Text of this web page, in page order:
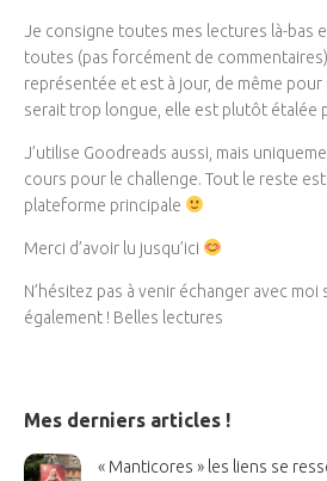
Je consigne toutes mes lectures là-bas
toutes (pas forcément de
représentée et est à jour, de même pour
serait trop longue, elle est plutôt étalée
J’utilise Goodreads aussi, mais
cours pour le challenge. Tout le reste est
plateforme principale
Merci d’avoir lu jusqu’ici
N’hésitez pas à venir échanger avec moi
également ! Belles lectures
Mes derniers articles !
« Manticores » les liens se